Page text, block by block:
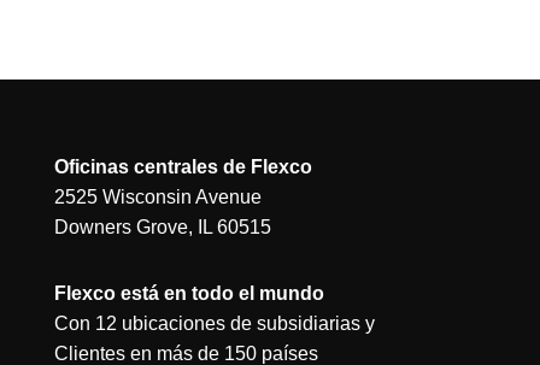
Oficinas centrales de Flexco
2525 Wisconsin Avenue
Downers Grove, IL 60515
Flexco está en todo el mundo
Con 12 ubicaciones de subsidiarias y
Clientes en más de 150 países